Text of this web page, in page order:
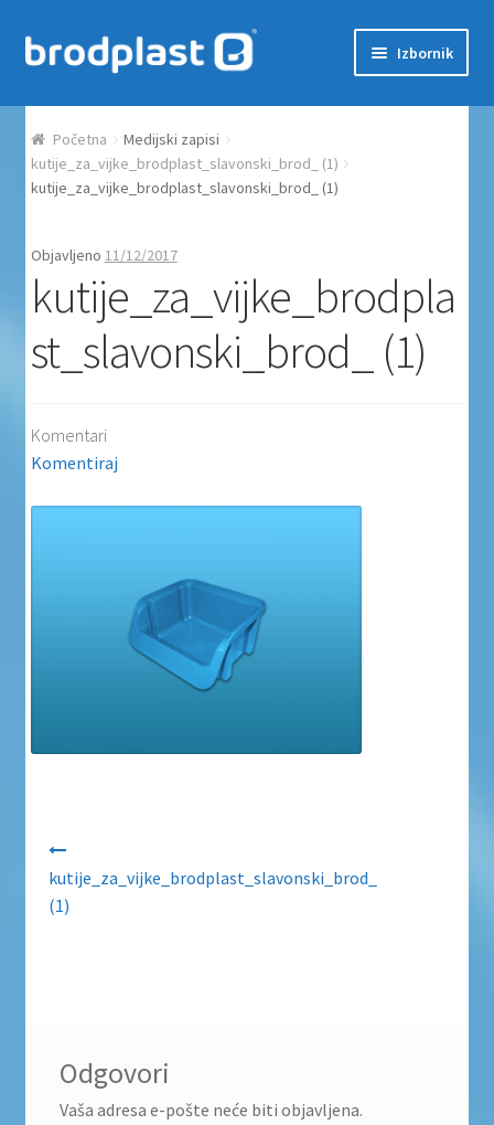
Preskoči na navigaciju
Skoči do sadržaja Izbornik
Početna
Auction Dashboard
Košarica
Moj račun
Proizvodi
Uvjeti poslovanja
Zaštita privatnosti
Zaštita privatnosti i uvjeti poslovanja
Početna
Medijski zapisi
kutije_za_vijke_brodplast_slavonski_brod_ (1)
kutije_za_vijke_brodplast_slavonski_brod_ (1)
Objavljeno 11/12/2017
kutije_za_vijke_brodpla
st_slavonski_brod_ (1)
Komentari
Komentiraj
kutije_za_vijke_brodplast_slavonski_brod_
(1)
Odgovori
Vaša adresa e-pošte neće biti objavljena.